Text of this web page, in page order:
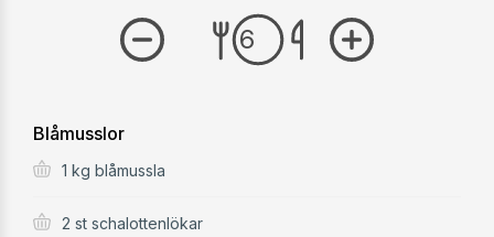
Blåmusslor
1 kg blåmussla
2 st schalottenlökar